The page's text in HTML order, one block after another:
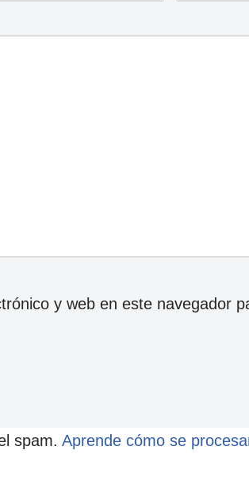
y web en este navegador
spam.Aprende cómo se